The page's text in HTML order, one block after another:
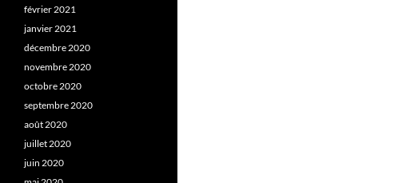
février 2021
janvier 2021
décembre 2020
novembre 2020
octobre 2020
septembre 2020
août 2020
juillet 2020
juin 2020